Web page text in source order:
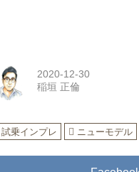
2020-12-30
稲垣 正倫
試乗インプレ ニューモデル